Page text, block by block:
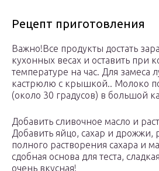
Рецепт приготовления
Важно!Все продукты достать
кухонных весах и оставить при
температуре на час. Для замеса
кастрюлю с крышкой.. Молоко
(около 30 градусов) в большой
Добавить сливочное масло и
Добавить яйцо, сахар и дрожжи,
полного растворения сахара и
сдобная основа для теста,
очень вкусная!